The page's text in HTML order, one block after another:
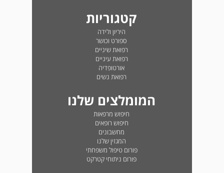
קטגוריות
היריון ולידה
ספורט וכושר
רפואת שיניים
רפואת עיניים
אורטופדיה
רפואת נשים
המומלצים שלנו
חיפוש מרפאות
חיפוש רופאים
מחשבונים
המגזין שלנו
פורום טיפול משפחתי
פורום ניתוחי קטרקט